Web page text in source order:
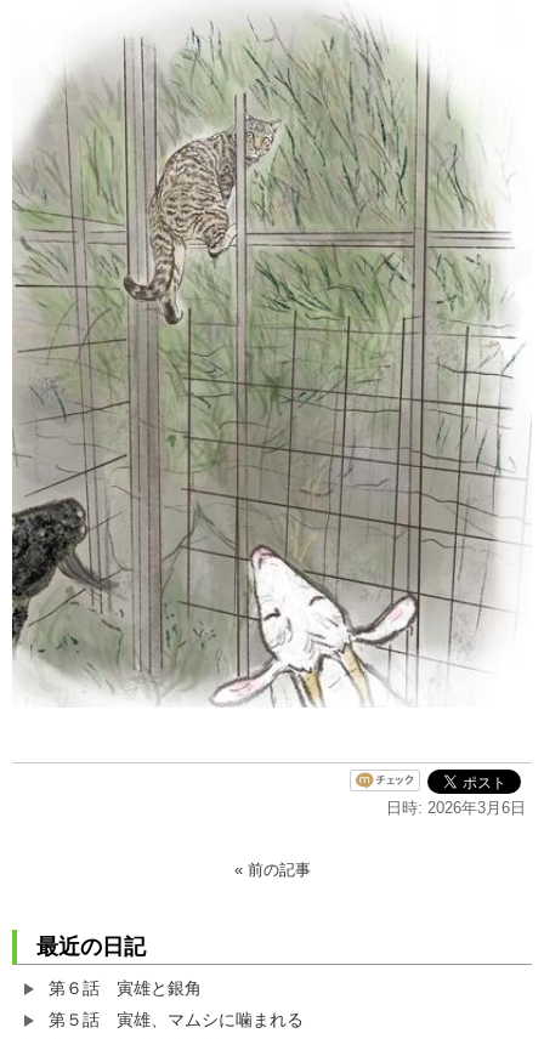
日時: 2026年3月6日
« 前の記事
最近の日記
第６話 寅雄と銀角
第５話 寅雄、マムシに噛まれる